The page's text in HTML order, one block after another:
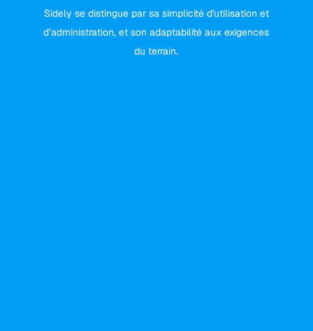
Sidely se distingue par sa simplicité d'utilisation et
d’administration, et son adaptabilité aux exigences
du terrain.